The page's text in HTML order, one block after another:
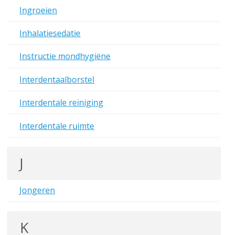
Ingroeien
Inhalatiesedatie
Instructie mondhygiëne
Interdentaalborstel
Interdentale reiniging
Interdentale ruimte
J
Jongeren
K